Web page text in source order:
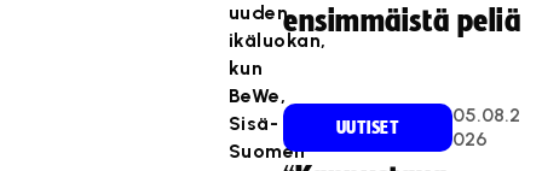
uuden
ikäluokan,
kun
BeWe,
Sisä-
Suomen
ensimmäistä peliä
UUTISET
05.08.2
026